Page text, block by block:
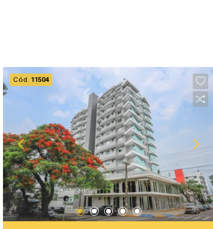
Cód. 11504